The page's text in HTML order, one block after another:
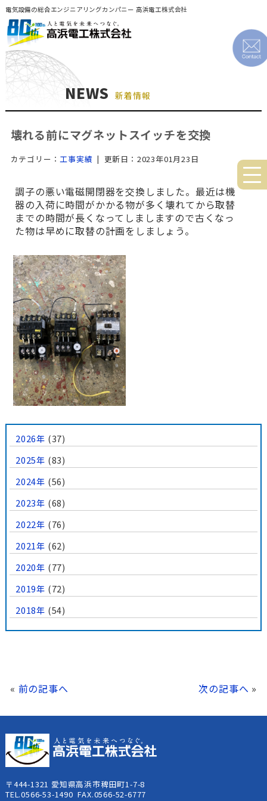
電気設備の総合エンジニアリングカンパニー 高浜電工株式会社
NEWS 新着情報
壊れる前にマグネットスイッチを交換
カテゴリー： 工事実績 | 更新日：2023年01月23日
調子の悪い電磁開閉器を交換しました。最近は機
器の入荷に時間がかかる物が多く壊れてから取替
までの時間が長くなってしましますので古くなっ
た物は早めに取替の計画をしましょう。
2026年 (37)
2025年 (83)
2024年 (56)
2023年 (68)
2022年 (76)
2021年 (62)
2020年 (77)
2019年 (72)
2018年 (54)
« 前の記事へ 次の記事へ »
〒444-1321 愛知県高浜市稗田町1-7-8
TEL.0566-53-1490 FAX.0566-52-6777